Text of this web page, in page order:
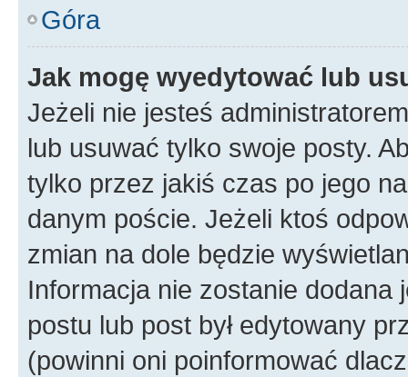
Góra
Jak mogę wyedytować lub
Jeżeli nie jesteś
lub usuwać tylko swoje posty.
tylko przez jakiś czas po jego
danym poście. Jeżeli ktoś
zmian na dole będzie
Informacja nie zostanie dodana
postu lub post był edytowany
(powinni oni poinformować